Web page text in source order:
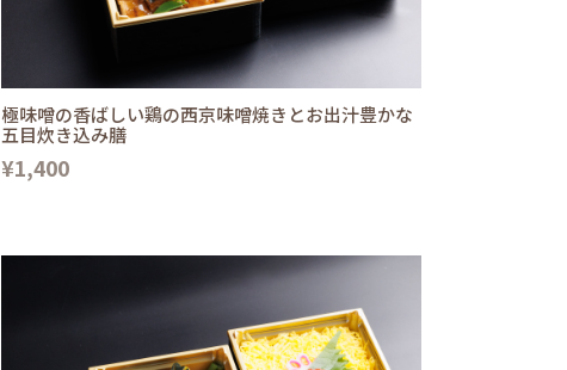
極味噌の香ばしい鶏の西京味噌焼きとお出汁豊かな
五目炊き込み膳
¥1,400